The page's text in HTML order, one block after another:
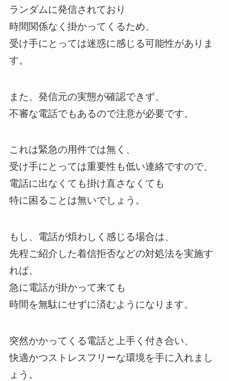
ランダムに発信されており
時間関係なく掛かってくるため、
受け手にとっては迷惑に感じる可能性がありま
す。
また、発信元の実態が確認できず、
不審な電話でもあるので注意が必要です。
これは緊急の用件では無く、
受け手にとっては重要性も低い連絡ですので、
電話に出なくても掛け直さなくても
特に困ることは無いでしょう。
もし、電話が煩わしく感じる場合は、
先程ご紹介した着信拒否などの対処法を実施す
れば、
急に電話が掛かって来ても
時間を無駄にせずに済むようになります。
突然かかってくる電話と上手く付き合い、
快適かつストレスフリーな環境を手に入れまし
ょう。